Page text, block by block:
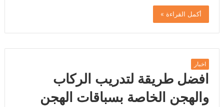
أكمل القراءة »
اخبار
افضل طريقة لتدريب الركاب
والهجن الخاصة بسباقات الهجن